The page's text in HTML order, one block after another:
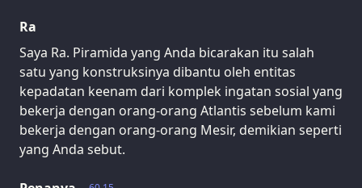
Ra
Saya Ra. Piramida yang Anda bicarakan itu salah
satu yang konstruksinya dibantu oleh entitas
kepadatan keenam dari komplek ingatan sosial yang
bekerja dengan orang-orang Atlantis sebelum kami
bekerja dengan orang-orang Mesir, demikian seperti
yang Anda sebut.